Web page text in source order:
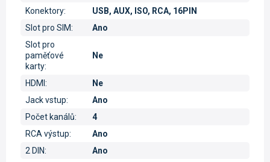
Konektory:
USB, AUX, ISO, RCA, 16PIN
Slot pro SIM:
Ano
Slot pro
paměťové
karty:
Ne
HDMI :
Ne
Jack vstup:
Ano
Počet kanálů:
4
RCA výstup:
Ano
2 DIN:
Ano